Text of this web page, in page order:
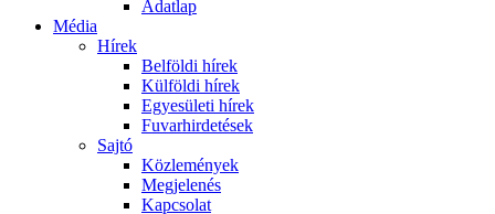
Adatlap
Média
Hírek
Belföldi hírek
Külföldi hírek
Egyesületi hírek
Fuvarhirdetések
Sajtó
Közlemények
Megjelenés
Kapcsolat